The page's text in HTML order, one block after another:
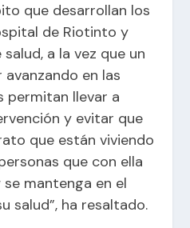
que desarrollan los
de Riotinto y
a la vez que un
en las
permitan llevar a
y evitar que
que están viviendo
que con ella
mantenga en el
salud”, ha resaltado.